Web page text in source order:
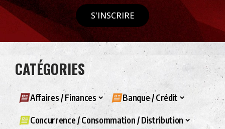
S'INSCRIRE
CATÉGORIES
Affaires / Finances Banque / Crédit
Concurrence / Consommation / Distribution